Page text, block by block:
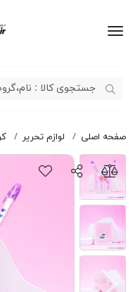
صفحه اصلی لوازم تحریر